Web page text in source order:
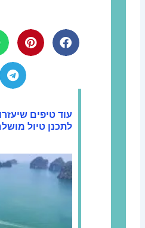
עוד טיפים
לתכנן טיול